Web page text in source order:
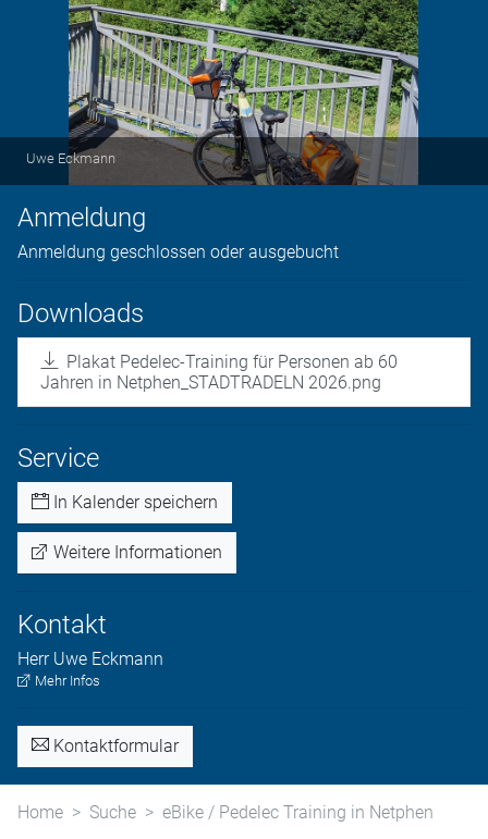
Uwe Eckmann
Anmeldung
Anmeldung geschlossen oder ausgebucht
Downloads
Plakat Pedelec-Training für Personen ab 60
Jahren in Netphen_STADTRADELN 2026.png
Service
In Kalender speichern
Weitere Informationen
Kontakt
Herr Uwe Eckmann
Mehr Infos
Kontaktformular
Home Suche
eBike / Pedelec Training in Netphen